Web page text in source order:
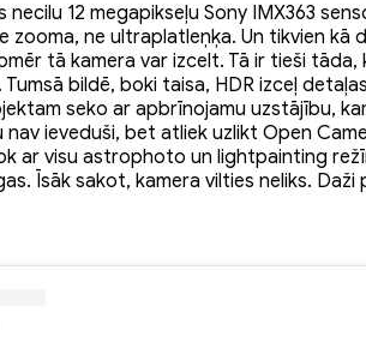
necilu 12 megapikseļu Sony IMX363
zooma, ne ultraplatleņķa. Un tikvien kā
tā kamera var izcelt. Tā ir tieši
bildē, boki taisa, HDR izceļ
seko ar apbrīnojamu uzstājību,
ieveduši, bet atliek uzlikt Open
ar visu astrophoto un lightpainting
Īsāk sakot, kamera vilties neliks. Daži